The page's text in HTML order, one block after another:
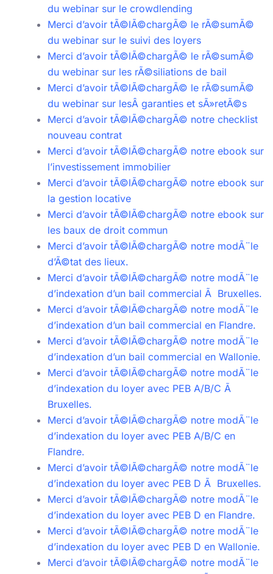
du webinar sur le crowdlending
Merci d’avoir tÃ©lÃ©chargÃ© le rÃ©sumÃ©
du webinar sur le suivi des loyers
Merci d’avoir tÃ©lÃ©chargÃ© le rÃ©sumÃ©
du webinar sur les rÃ©siliations de bail
Merci d’avoir tÃ©lÃ©chargÃ© le rÃ©sumÃ©
du webinar sur lesÂ garanties et sÃ»retÃ©s
Merci d’avoir tÃ©lÃ©chargÃ© notre checklist
nouveau contrat
Merci d’avoir tÃ©lÃ©chargÃ© notre ebook sur
l’investissement immobilier
Merci d’avoir tÃ©lÃ©chargÃ© notre ebook sur
la gestion locative
Merci d’avoir tÃ©lÃ©chargÃ© notre ebook sur
les baux de droit commun
Merci d’avoir tÃ©lÃ©chargÃ© notre modÃ¨le
d’Ã©tat des lieux.
Merci d’avoir tÃ©lÃ©chargÃ© notre modÃ¨le
d’indexation d’un bail commercial Ã Bruxelles.
Merci d’avoir tÃ©lÃ©chargÃ© notre modÃ¨le
d’indexation d’un bail commercial en Flandre.
Merci d’avoir tÃ©lÃ©chargÃ© notre modÃ¨le
d’indexation d’un bail commercial en Wallonie.
Merci d’avoir tÃ©lÃ©chargÃ© notre modÃ¨le
d’indexation du loyer avec PEB A/B/C Ã
Bruxelles.
Merci d’avoir tÃ©lÃ©chargÃ© notre modÃ¨le
d’indexation du loyer avec PEB A/B/C en
Flandre.
Merci d’avoir tÃ©lÃ©chargÃ© notre modÃ¨le
d’indexation du loyer avec PEB D Ã Bruxelles.
Merci d’avoir tÃ©lÃ©chargÃ© notre modÃ¨le
d’indexation du loyer avec PEB D en Flandre.
Merci d’avoir tÃ©lÃ©chargÃ© notre modÃ¨le
d’indexation du loyer avec PEB D en Wallonie.
Merci d’avoir tÃ©lÃ©chargÃ© notre modÃ¨le